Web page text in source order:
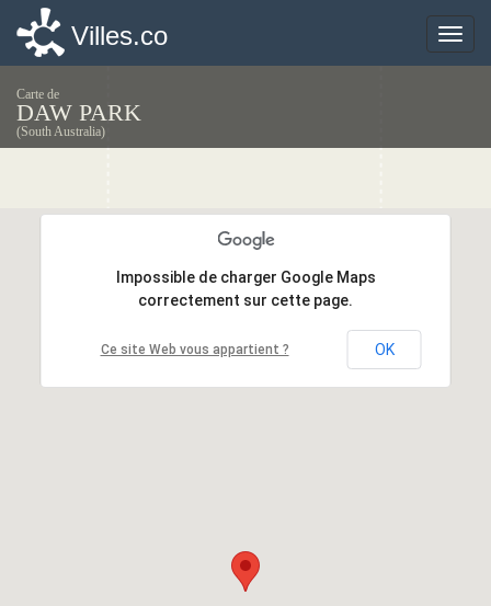
Toggle
Villes.co
Carte de
DAW PARK
(South Australia)
Impossible de charger Google Maps
correctement sur cette page.
Ce site Web vous appartient ? OK
Impossible de charger Google Maps
correctement sur cette page.
Ce site Web vous appartient ? OK
Toggle
Villes.co